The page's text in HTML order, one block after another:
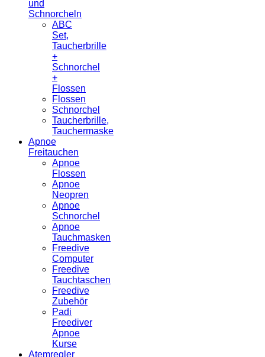
und
Schnorcheln
ABC
Set,
Taucherbrille
+
Schnorchel
+
Flossen
Flossen
Schnorchel
Taucherbrille,
Tauchermaske
Apnoe
Freitauchen
Apnoe
Flossen
Apnoe
Neopren
Apnoe
Schnorchel
Apnoe
Tauchmasken
Freedive
Computer
Freedive
Tauchtaschen
Freedive
Zubehör
Padi
Freediver
Apnoe
Kurse
Atemregler